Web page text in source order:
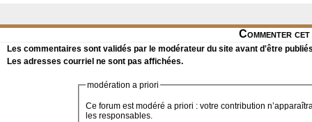
Commenter
Les commentaires sont validés par le modérateur du site avant d'être
Les adresses courriel ne sont pas affichées.
modération a priori
Ce forum est modéré a priori : votre contribution
les responsables.